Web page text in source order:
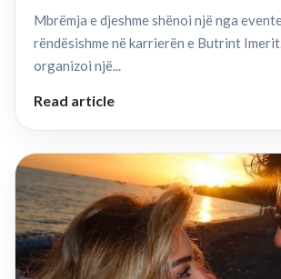
Mbrëmja e djeshme shënoi një nga
rëndësishme në karrierën e Butrint
organizoi një...
Read article